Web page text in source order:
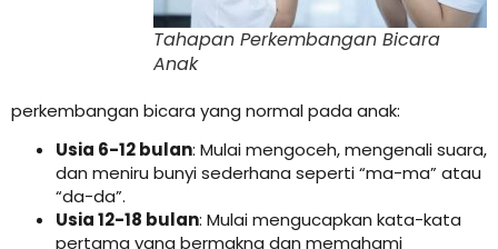
Tahapan Perkembangan Bicara
Anak
perkembangan bicara yang normal pada anak:
Usia 6-12 bulan: Mulai mengoceh, mengenali suara,
dan meniru bunyi sederhana seperti “ma-ma” atau
“da-da”.
Usia 12-18 bulan: Mulai mengucapkan kata-kata
pertama yang bermakna dan memahami